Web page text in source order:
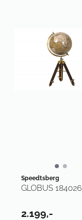
Speedtsberg
GLOBUS 184026
2.199,-